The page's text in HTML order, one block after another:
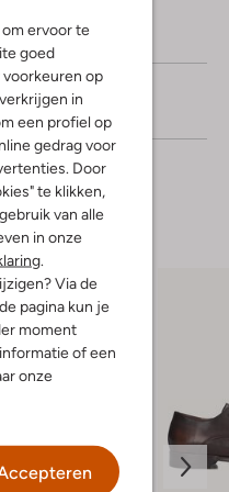
ervoor te
goed
op
in
een profiel op
gedrag voor
Door
te klikken,
van alle
in onze
Via de
pagina kun je
moment
of een
onze